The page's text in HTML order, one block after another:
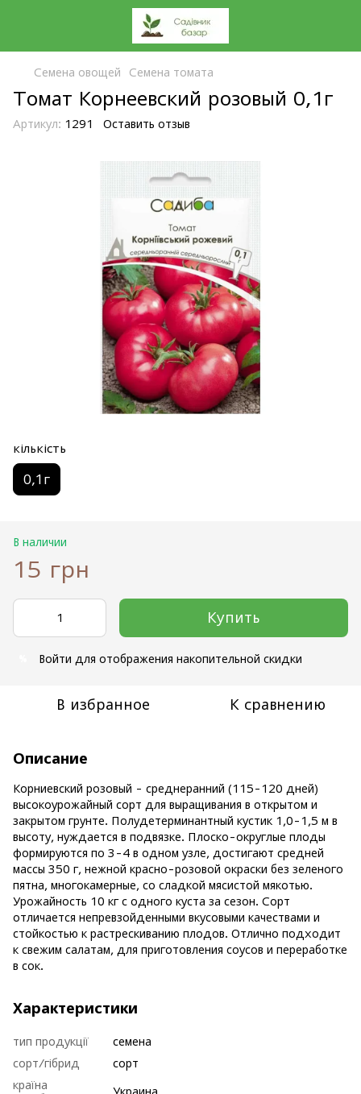
Семена овощей Семена томата
Томат Корнеевский розовый 0,1г
Артикул: 1291 Оставить отзыв
кількість
0,1г
В наличии
15 грн
Купить
Войти для отображения накопительной скидки
В избранное К сравнению
Описание
Корниевский розовый - среднеранний (115-120 дней)
высокоурожайный сорт для выращивания в открытом и
закрытом грунте. Полудетерминантный кустик 1,0-1,5 м в
высоту, нуждается в подвязке. Плоско-округлые плоды
формируются по 3-4 в одном узле, достигают средней
массы 350 г, нежной красно-розовой окраски без зеленого
пятна, многокамерные, со сладкой мясистой мякотью.
Урожайность 10 кг с одного куста за сезон. Сорт
отличается непревзойденными вкусовыми качествами и
стойкостью к растрескиванию плодов. Отлично подходит
к свежим салатам, для приготовления соусов и переработке
в сок.
Характеристики
тип продукції
семена
сорт/гібрид
сорт
країна
Украина